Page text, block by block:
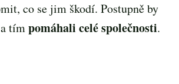
co se jim škodí. Postupně by
tímpomáhali celé společnosti.